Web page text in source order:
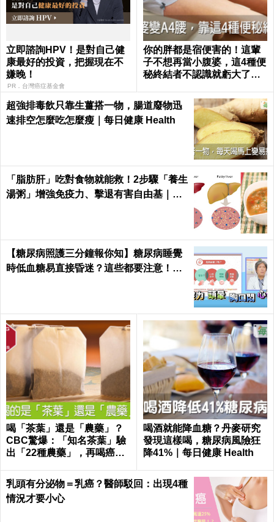
立即諮詢HPV！是對自己健
康最好的投資，把握現在不
嫌晚！
PR．台灣癌症基金會
你的胖都是宿便害的！這輩
子不想再當小腹婆，這4種便
秘終結者不認識就虧大了｜
超強排毒飲只靠生薑搭一物，腸道廢物迅
速排空怎麼吃怎麼瘦｜每日健康 Health
「脂肪肝」吃對食物就能救！2步驟「養生
湯粥」增強免疫力、擊退有害自由基｜每
【糖尿病照護三分鐘報你知】糖尿病睡覺
時低血糖易直接昏迷？這些都要注意！陳
喝「茶葉」還是「農藥」？
CBC驚爆：「知名茶葉」驗
出「22種農藥」，再喝癌
日健康 Health
喝酒就能降血糖？丹麥研究
發現這樣喝，糖尿病風險狂
降41%｜每日健康 Health
乳頭有分泌物＝乳癌？醫師駁回：出現4種
情況才要小心